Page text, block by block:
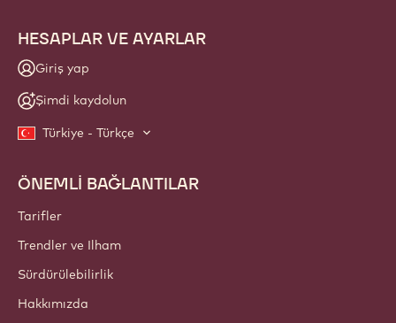
HESAPLAR VE AYARLAR
Giriş yap
Şimdi kaydolun
Türkiye - Türkçe
Footer
Callebaut
ÖNEMLİ BAĞLANTILAR
Tarifler
Trendler ve Ilham
Sürdürülebilirlik
Hakkımızda